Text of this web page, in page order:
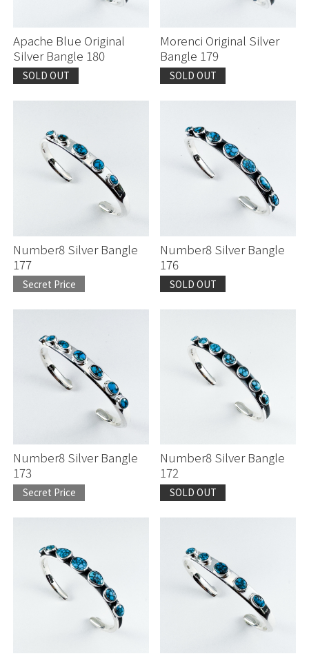
Apache Blue Original
Silver Bangle 180
SOLD OUT
Morenci Original Silver
Bangle 179
SOLD OUT
Number8 Silver Bangle
177
Secret Price
Number8 Silver Bangle
176
SOLD OUT
Number8 Silver Bangle
173
Secret Price
Number8 Silver Bangle
172
SOLD OUT